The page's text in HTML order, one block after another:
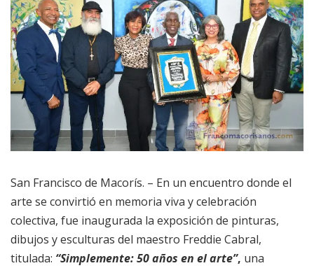
San Francisco de Macorís. – En un encuentro donde el
arte se convirtió en memoria viva y celebración
colectiva, fue inaugurada la exposición de pinturas,
dibujos y esculturas del maestro Freddie Cabral,
titulada: “Simplemente: 50 años en el arte”, una